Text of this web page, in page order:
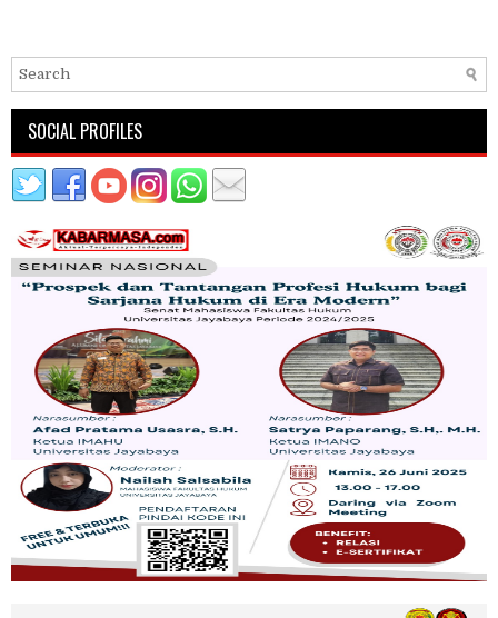
SOCIAL PROFILES